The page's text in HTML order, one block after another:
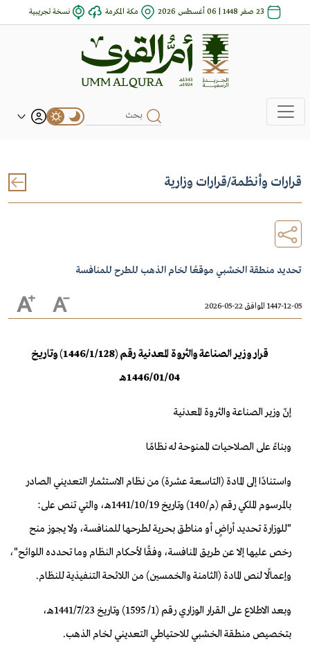
23 صفر 1448 | 06 أغسطس 2026 مكة المكرمة نسخة تجريبية
قرارات وأنظمة/قرارات وزارية
تحديد منطقة الخشبي موقعًا لخام الذهب للطرح للمنافسة
1447-12-05 الموافق 22-05-2026
قرار وزير الصناعة والثروة المعدنية رقم (1446/1/128) وتاريخ
1446/01/04هـ
إنّ وزير الصناعة والثروة المعدنية
وبناءً على الصلاحيات الممنوحة له نظامًا
واستنادًا إلى المادة (التاسعة عشرة) من نظام الاستثمار التعديني الصادر
بالمرسوم الملكي رقم (م/140) وتاريخ 19/‏10‏/1441هـ، والتي تنص على:
"للوزارة تحديد أراضٍ أو مناطق بحرية لطرحها للمنافسة، ولا يجوز منح
رخص عليها إلا عن طريق المنافسة، وفقًا لأحكام النظام وما تحدده اللوائح"،
وإعمالًا لنص المادة (الثامنة والخمسين) من اللائحة التنفيذية للنظام.
وبعد الاطلاع على القرار الوزاري رقم (1/ 1595) وتاريخ 23/‏7‏/1441هـ،
بتخصيص منطقة الخشبي للاحتياطي التعديني لخام الذهب.